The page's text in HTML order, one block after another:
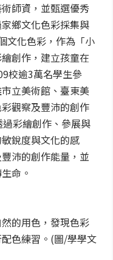
師資，並甄選優秀
鄉文化色彩採集與
文化色彩，作為「小
創作，建立孩童在
校逾3萬名學生參
立美術館、臺東美
觀察及豐沛的創作
彩繪創作、參展與
銳度與文化的感
沛的創作能量，並
命。
的用色，發現色彩
色練習。(圖/學學文